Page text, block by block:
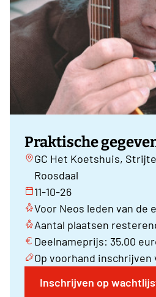
Praktische
GC Het Koetshuis,
Roosdaal
11-10-26
Voor Neos leden van de
Aantal plaatsen
Deelnameprijs: 35,00
Op voorhand
Inschrijven op